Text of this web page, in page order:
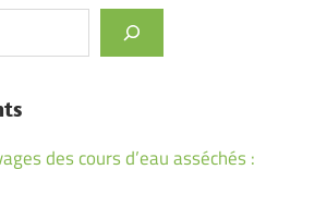
des cours d’eau asséchés :